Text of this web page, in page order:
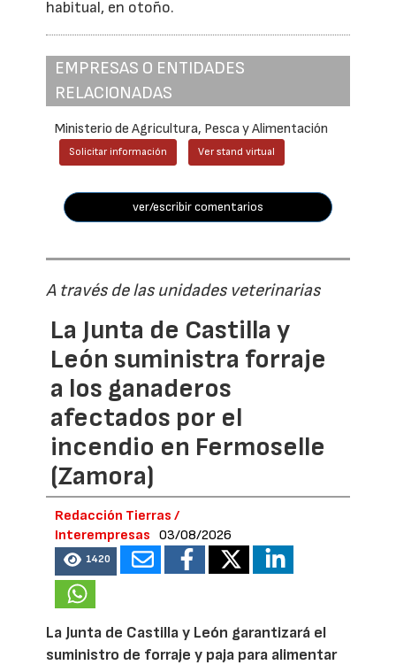
habitual, en otoño.
EMPRESAS O ENTIDADES
RELACIONADAS
Ministerio de Agricultura, Pesca y Alimentación
Solicitar información Ver stand virtual
ver/escribir comentarios
A través de las unidades veterinarias
La Junta de Castilla y
León suministra forraje
a los ganaderos
afectados por el
incendio en Fermoselle
(Zamora)
Redacción Tierras /
Interempresas
03/08/2026
1420
La Junta de Castilla y León garantizará el
suministro de forraje y paja para alimentar